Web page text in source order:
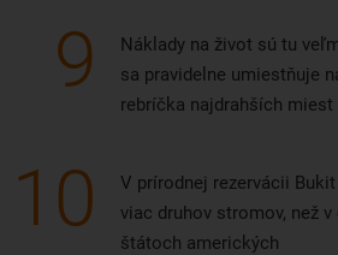
9
Náklady na život sú tu
sa pravidelne umiestňuje
rebríčka najdrahších miest
10
V prírodnej rezervácii
viac druhov stromov, než
štátoch amerických